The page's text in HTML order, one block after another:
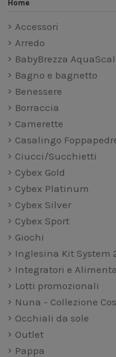
Home
Accessori
Arredo
BabyBrezza
Bagno e bagnetto
Benessere
Borraccia
Camerette
Casalingo
Ciucci/Succhietti
Cybex Gold
Cybex Platinum
Cybex Silver
Cybex Sport
Giochi
Inglesina Kit System
Integratori e
Lotti promozionali
Nuna - Collezione
Occhiali da sole
Outlet
Pappa